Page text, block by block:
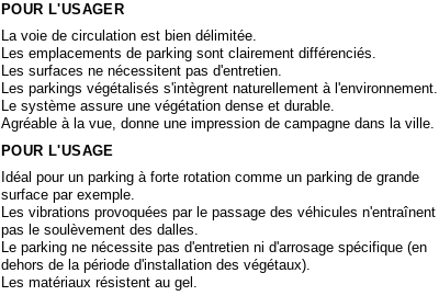
POUR L'USAGER
La voie de circulation est bien délimitée.
Les emplacements de parking sont clairement différenciés.
Les surfaces ne nécessitent pas d'entretien.
Les parkings végétalisés s'intègrent naturellement à l'environnement.
Le système assure une végétation dense et durable.
Agréable à la vue, donne une impression de campagne dans la ville.
POUR L'USAGE
Idéal pour un parking à forte rotation comme un parking de grande
surface par exemple.
Les vibrations provoquées par le passage des véhicules n'entraînent
pas le soulèvement des dalles.
Le parking ne nécessite pas d'entretien ni d'arrosage spécifique (en
dehors de la période d'installation des végétaux).
Les matériaux résistent au gel.